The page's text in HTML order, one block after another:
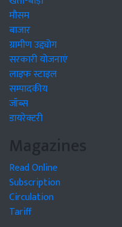
मौसम
बाजार
ग्रामीण उद्द्योग
सरकारी योजनाएं
लाइफ स्टाइल
सम्पादकीय
जॉब्स
डायरेक्टरी
Magazines
Read Online
Subscription
Circulation
Tariff